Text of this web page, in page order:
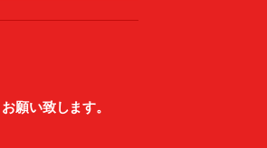
願い致します。